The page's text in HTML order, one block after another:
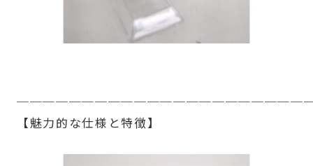
【魅力的な仕様と特徴】